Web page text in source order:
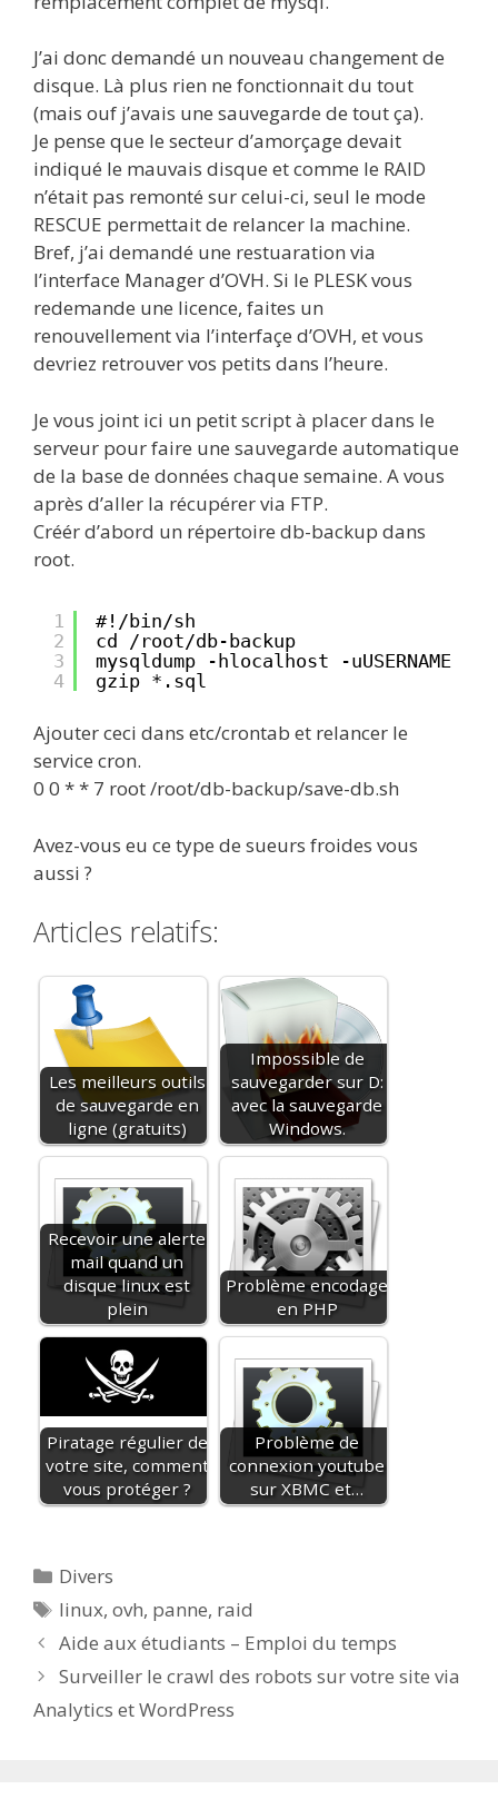
J’ai donc demandé un nouveau changement de
disque. Là plus rien ne fonctionnait du tout
(mais ouf j’avais une sauvegarde de tout ça).
Je pense que le secteur d’amorçage devait
indiqué le mauvais disque et comme le RAID
n’était pas remonté sur celui-ci, seul le mode
RESCUE permettait de relancer la machine.
Bref, j’ai demandé une restuaration via
l’interface Manager d’OVH. Si le PLESK vous
redemande une licence, faites un
renouvellement via l’interfaçe d’OVH, et vous
devriez retrouver vos petits dans l’heure.
Je vous joint ici un petit script à placer dans le
serveur pour faire une sauvegarde automatique
de la base de données chaque semaine. A vous
après d’aller la récupérer via FTP.
Créér d’abord un répertoire db-backup dans
root.
1
2
3
4
#!/bin/sh
cd /root/db-backup
mysqldump -hlocalhost -uUSERNAME -
gzip *.sql
Ajouter ceci dans etc/crontab et relancer le
service cron.
0 0 * * 7 root /root/db-backup/save-db.sh
Avez-vous eu ce type de sueurs froides vous
aussi ?
Articles relatifs:
Les meilleurs outils
de sauvegarde en
ligne (gratuits)
Impossible de
sauvegarder sur D:
avec la sauvegarde
Windows.
Recevoir une alerte
mail quand un
disque linux est
plein
Problème encodage
en PHP
Piratage régulier de
votre site, comment
vous protéger ?
Problème de
connexion youtube
sur XBMC et…
Catégories
Divers
Étiquettes
linux,ovh, panne, raid
Aide aux étudiants – Emploi du temps
Surveiller le crawl des robots sur votre site via
Analytics et WordPress